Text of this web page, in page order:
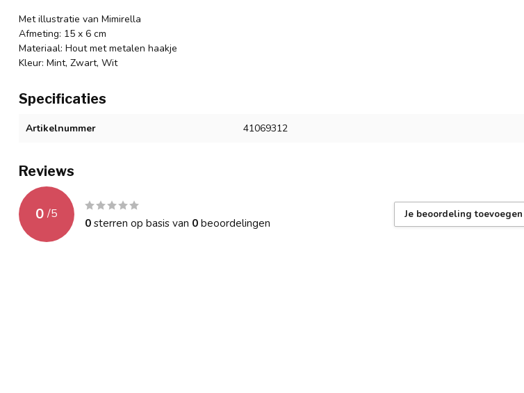
Met illustratie van Mimirella
Afmeting: 15 x 6 cm
Materiaal: Hout met metalen haakje
Kleur: Mint, Zwart, Wit
Specificaties
Artikelnummer 41069312
Reviews
0 /5
0sterren op basis van 0beoordelingen
Je beoordeling toevoegen